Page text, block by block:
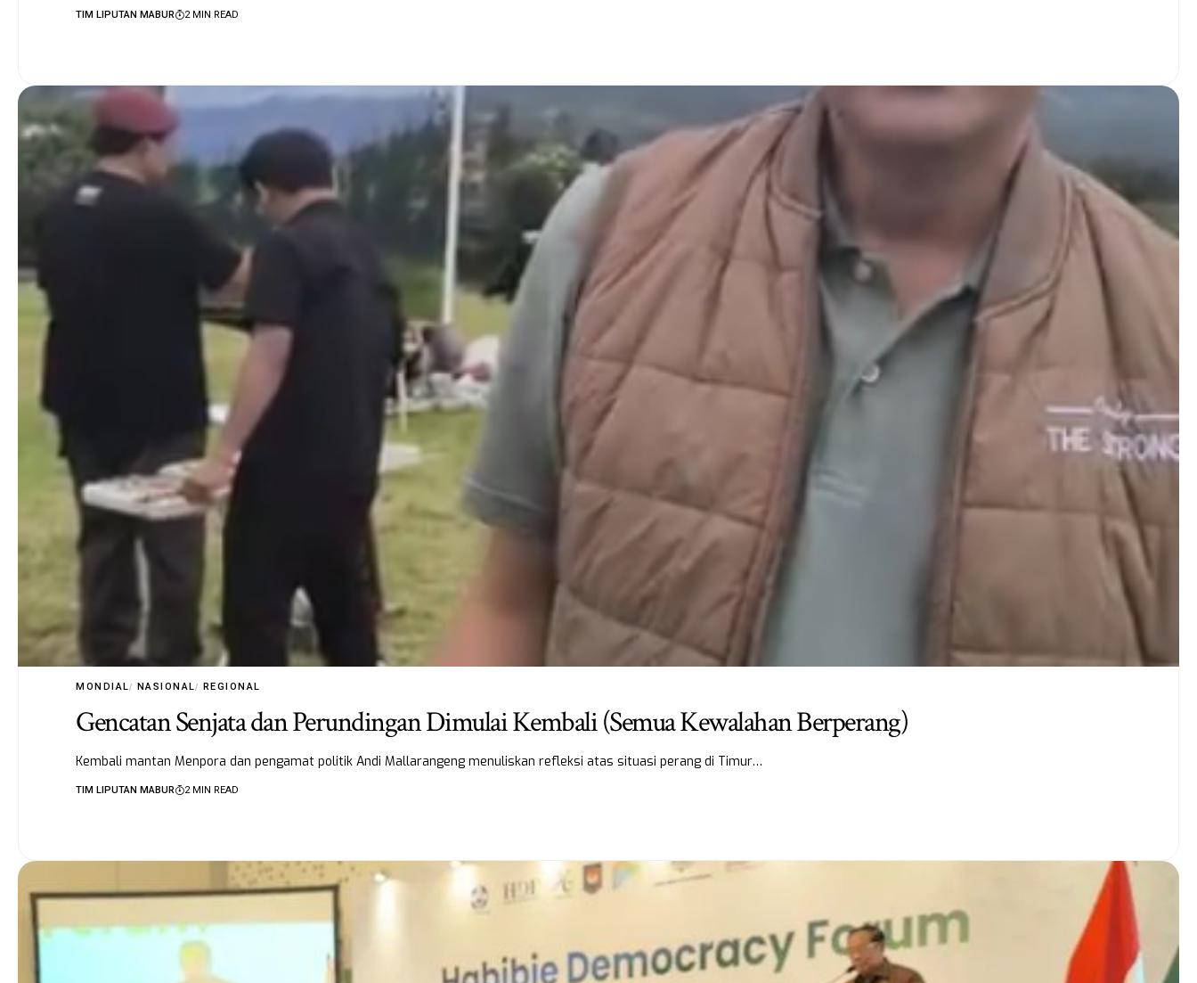
TIM LIPUTAN MABUR 2 MIN READ
MONDIAL NASIONAL REGIONAL
Gencatan Senjata dan Perundingan Dimulai Kembali (Semua Kewalahan Berperang)
Kembali mantan Menpora dan pengamat politik Andi Mallarangeng menuliskan refleksi atas situasi perang di Timur…
TIM LIPUTAN MABUR 2 MIN READ